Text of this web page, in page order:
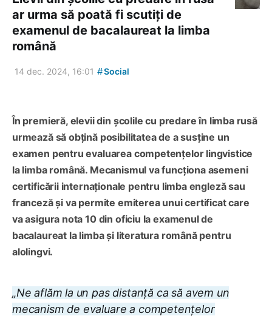
ar urma să poată fi scutiți de
examenul de bacalaureat la limba
română
14 dec. 2024, 16:01 #Social
În premieră, elevii din școlile cu predare în limba rusă
urmează să obțină posibilitatea de a susține un
examen pentru evaluarea competențelor lingvistice
la limba română. Mecanismul va funcționa asemeni
certificării internaționale pentru limba engleză sau
franceză și va permite emiterea unui certificat care
va asigura nota 10 din oficiu la examenul de
bacalaureat la limba şi literatura română pentru
alolingvi.
„Ne aflăm la un pas distanță ca să avem un
mecanism de evaluare a competențelor